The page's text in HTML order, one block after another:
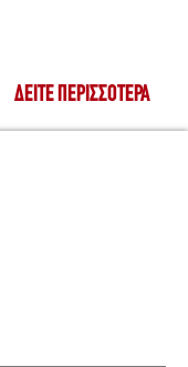
ΔΕΊΤΕ ΠΕΡΙΣΣΌΤΕΡΑ